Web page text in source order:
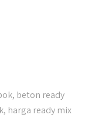
, beton ready
, harga ready mix